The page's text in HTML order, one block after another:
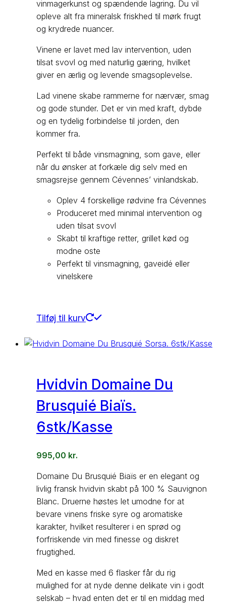
vinmagerkunst og spændende lagring. Du vil
opleve alt fra mineralsk friskhed til mørk frugt
og krydrede nuancer.
Vinene er lavet med lav intervention, uden
tilsat svovl og med naturlig gæring, hvilket
giver en ærlig og levende smagsoplevelse.
Lad vinene skabe rammerne for nærvær, smag
og gode stunder. Det er vin med kraft, dybde
og en tydelig forbindelse til jorden, den
kommer fra.
Perfekt til både vinsmagning, som gave, eller
når du ønsker at forkæle dig selv med en
smagsrejse gennem Cévennes’ vinlandskab.
Oplev 4 forskellige rødvine fra Cévennes
Produceret med minimal intervention og
uden tilsat svovl
Skabt til kraftige retter, grillet kød og
modne oste
Perfekt til vinsmagning, gaveidé eller
vinelskere
Tilføj til kurv
Hvidvin Domaine Du
Brusquié Biaïs.
6stk/Kasse
995,00 kr.
Domaine Du Brusquié Biaïs er en elegant og
livlig fransk hvidvin skabt på 100 % Sauvignon
Blanc. Druerne høstes let umodne for at
bevare vinens friske syre og aromatiske
karakter, hvilket resulterer i en sprød og
forfriskende vin med finesse og diskret
frugtighed.
Med en kasse med 6 flasker får du rig
mulighed for at nyde denne delikate vin i godt
selskab – hvad enten det er til en middag med